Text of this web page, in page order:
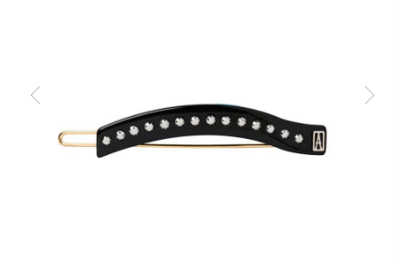
トピックス
ヘアアレンジ動画